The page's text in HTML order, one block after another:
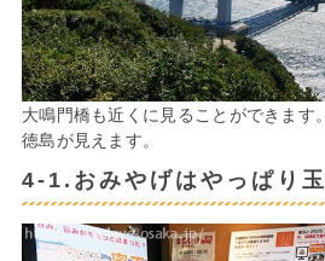
大鳴門橋も近くに見ることができます
徳島が見えます。
4-1.おみやげはやっぱり玉